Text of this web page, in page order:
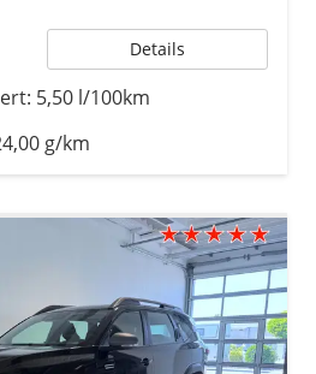
Details
5,50 l/100km
g/km